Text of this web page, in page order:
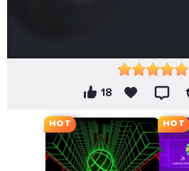
18
HOT HOT